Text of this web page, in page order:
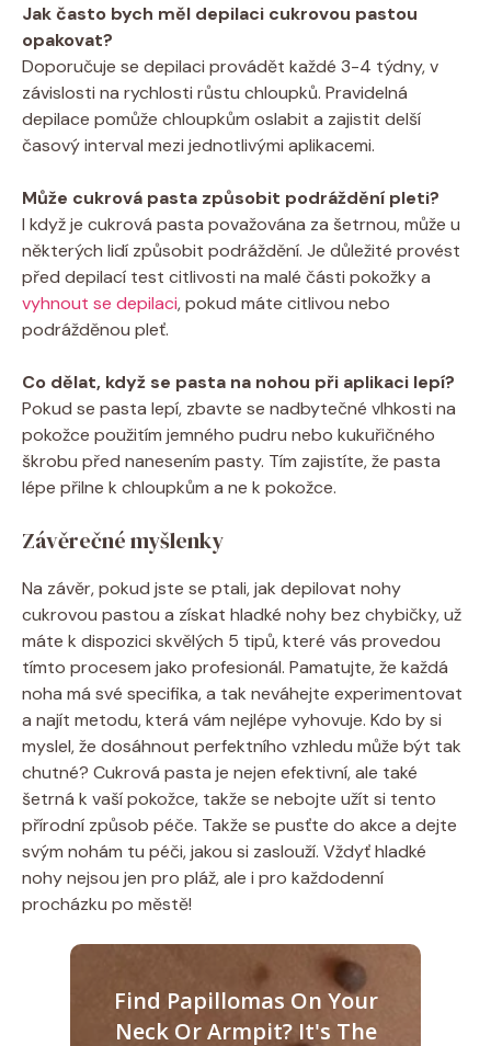
Jak často bych měl depilaci cukrovou pastou
opakovat?
Doporučuje se depilaci provádět každé 3-4 týdny, v
závislosti na rychlosti růstu chloupků. Pravidelná
depilace pomůže chloupkům oslabit a zajistit delší
časový interval mezi jednotlivými aplikacemi.
Může cukrová pasta způsobit podráždění pleti?
I když je cukrová pasta považována za šetrnou, může u
některých lidí způsobit podráždění. Je důležité provést
před depilací test citlivosti na malé části pokožky a
vyhnout se depilaci, pokud máte citlivou nebo
podrážděnou pleť.
Co dělat, když se pasta na nohou při aplikaci lepí?
Pokud se pasta lepí, zbavte se nadbytečné vlhkosti na
pokožce použitím jemného pudru nebo kukuřičného
škrobu před nanesením pasty. Tím zajistíte, že pasta
lépe přilne k chloupkům a ne k pokožce.
Závěrečné myšlenky
Na závěr, pokud jste se ptali, jak depilovat nohy
cukrovou pastou a získat hladké nohy bez chybičky, už
máte k dispozici skvělých 5 tipů, které vás provedou
tímto procesem jako profesionál. Pamatujte, že každá
noha má své specifika, a tak neváhejte experimentovat
a najít metodu, která vám nejlépe vyhovuje. Kdo by si
myslel, že dosáhnout perfektního vzhledu může být tak
chutné? Cukrová pasta je nejen efektivní, ale také
šetrná k vaší pokožce, takže se nebojte užít si tento
přírodní způsob péče. Takže se pusťte do akce a dejte
svým nohám tu péči, jakou si zaslouží. Vždyť hladké
nohy nejsou jen pro pláž, ale i pro každodenní
procházku po městě!
Find Papillomas On Your
Neck Or Armpit? It's The